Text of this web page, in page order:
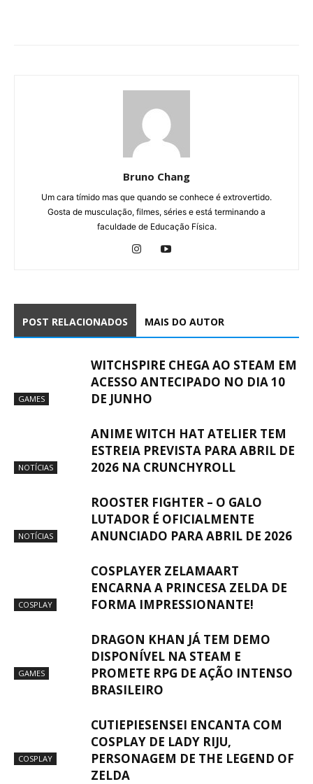
Bruno Chang
Um cara tímido mas que quando se conhece é extrovertido.
Gosta de musculação, filmes, séries e está terminando a
faculdade de Educação Física.
POST RELACIONADOS MAIS DO AUTOR
GAMES
WITCHSPIRE CHEGA AO STEAM EM
ACESSO ANTECIPADO NO DIA 10
DE JUNHO
NOTÍCIAS
ANIME WITCH HAT ATELIER TEM
ESTREIA PREVISTA PARA ABRIL DE
2026 NA CRUNCHYROLL
NOTÍCIAS
ROOSTER FIGHTER – O GALO
LUTADOR É OFICIALMENTE
ANUNCIADO PARA ABRIL DE 2026
COSPLAY
COSPLAYER ZELAMAART
ENCARNA A PRINCESA ZELDA DE
FORMA IMPRESSIONANTE!
GAMES
DRAGON KHAN JÁ TEM DEMO
DISPONÍVEL NA STEAM E
PROMETE RPG DE AÇÃO INTENSO
BRASILEIRO
COSPLAY
CUTIEPIESENSEI ENCANTA COM
COSPLAY DE LADY RIJU,
PERSONAGEM DE THE LEGEND OF
ZELDA